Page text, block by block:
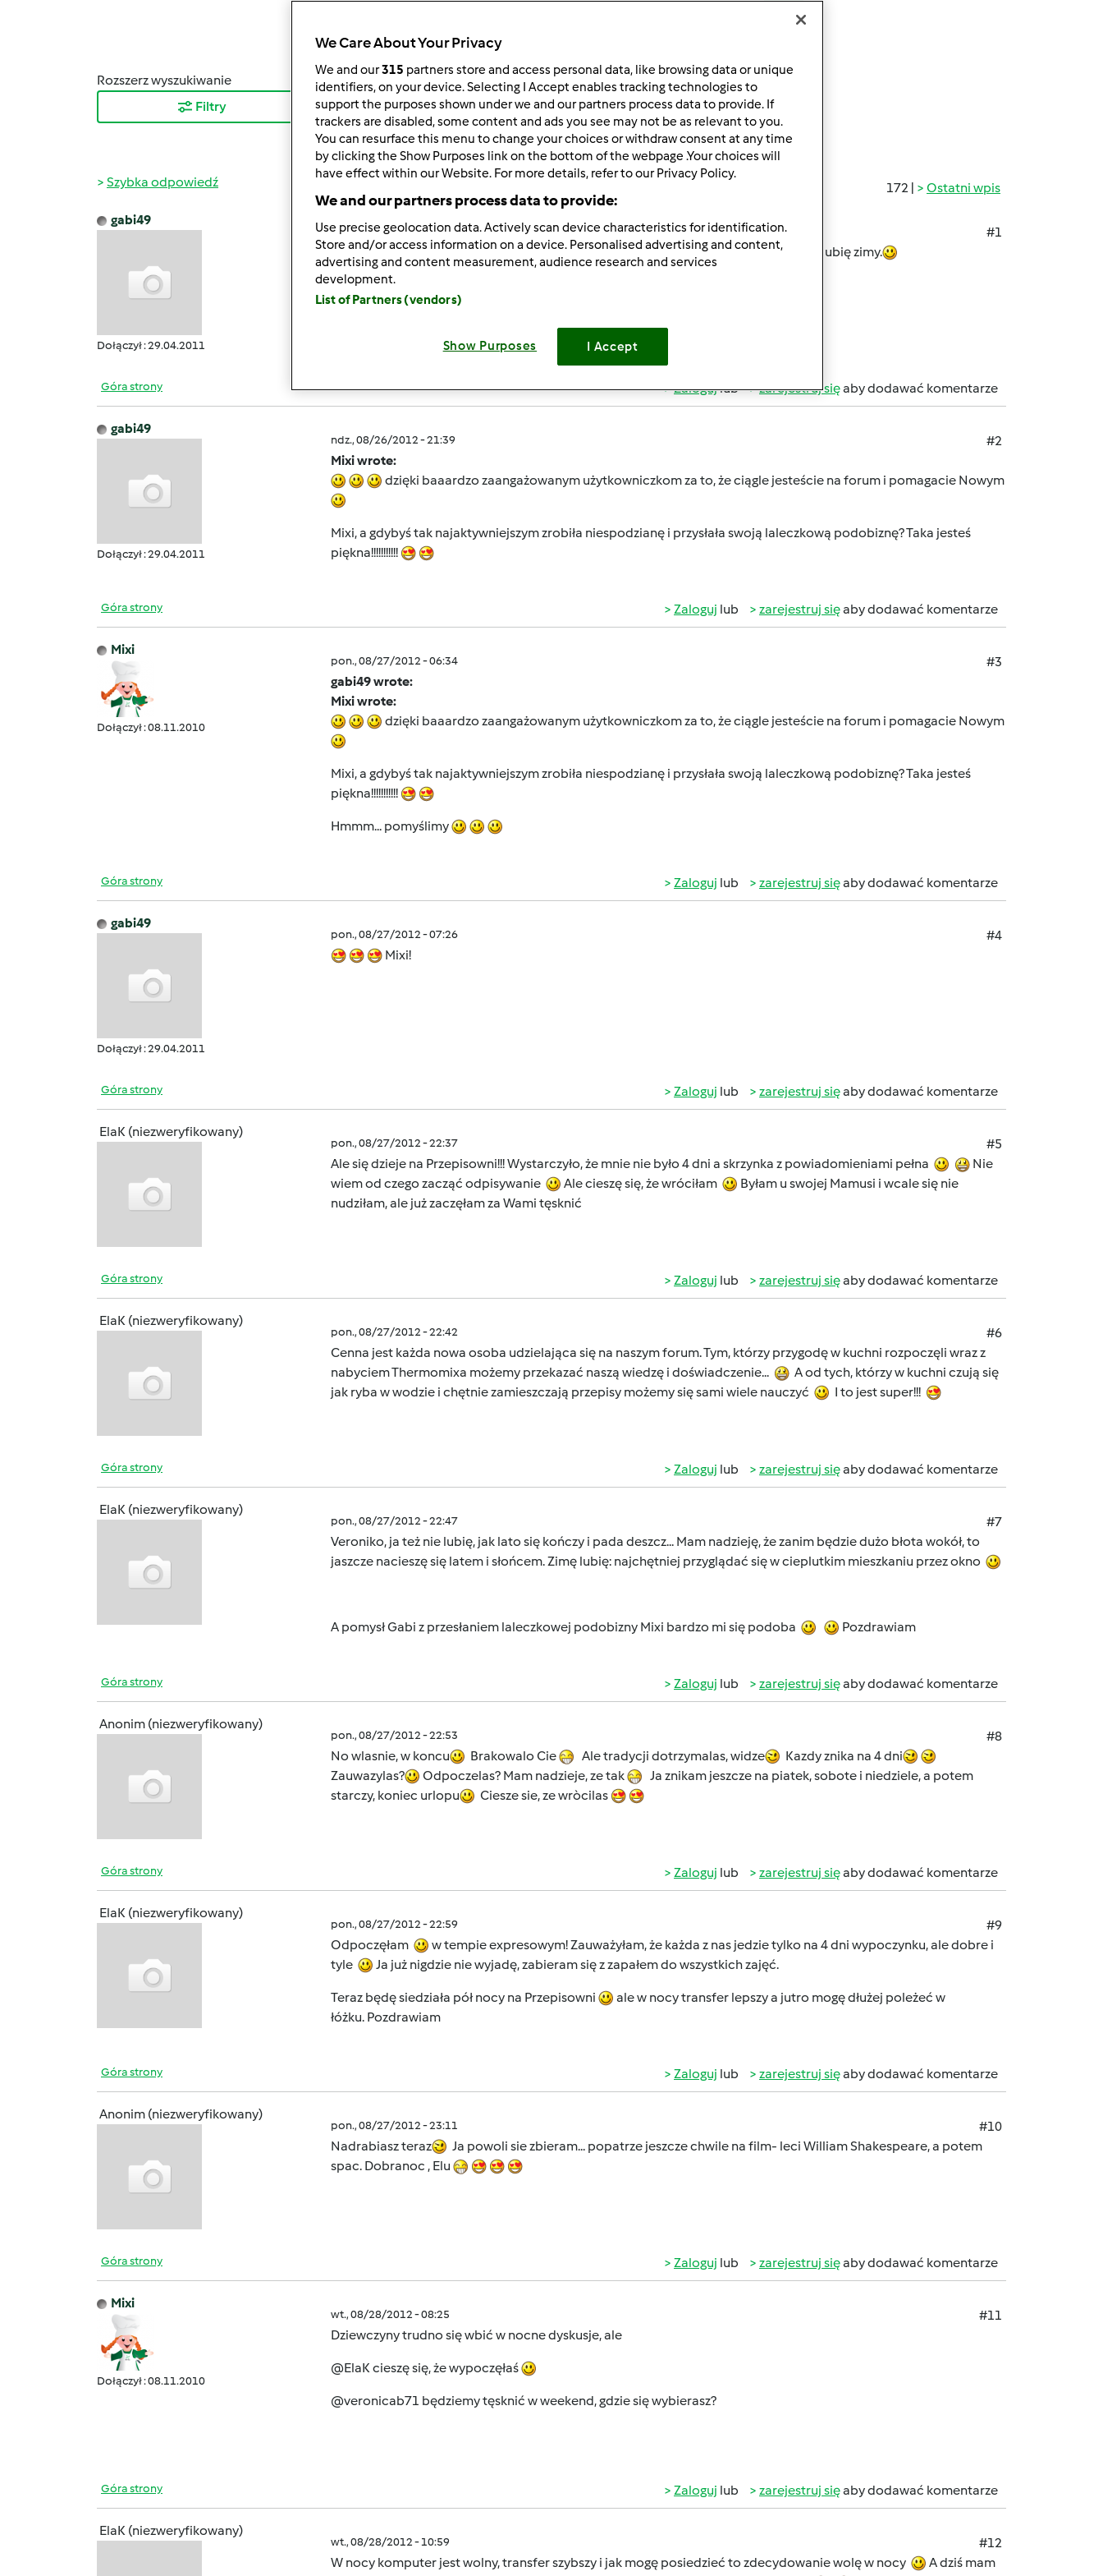
Rozszerz wyszukiwanie
Filtry
Sortuj po:
Najnowsze wyniki
Wyników na stronę:
10
172 | Ostatni wpis
Szybka odpowiedź
gabi49
Dołączył : 29.04.2011
ndz., 08/26/2012 - 21:36
#1
Zanim będzie ta szara jesień, to jeszcze babie lato! Najgorsza zima i śliskie drogi. Nie lubię zimy.
Góra strony Zalogujlub zarejestruj sięaby dodawać komentarze
gabi49
Dołączył : 29.04.2011
ndz., 08/26/2012 - 21:39
#2
Mixi wrote:
dzięki baaardzo zaangażowanym użytkowniczkom za to, że ciągle jesteście na forum i pomagacie Nowym
Mixi, a gdybyś tak najaktywniejszym zrobiła niespodzianę i przysłała swoją laleczkową podobiznę? Taka jesteś
piękna!!!!!!!!!!!
Góra strony Zaloguj lub zarejestruj sięaby dodawać komentarze
Mixi
Dołączył : 08.11.2010
pon., 08/27/2012 - 06:34
#3
gabi49 wrote:
Mixi wrote:
dzięki baaardzo zaangażowanym użytkowniczkom za to, że ciągle jesteście na forum i pomagacie Nowym
Mixi, a gdybyś tak najaktywniejszym zrobiła niespodzianę i przysłała swoją laleczkową podobiznę? Taka jesteś
piękna!!!!!!!!!!!
Hmmm... pomyślimy
Góra strony Zaloguj lub zarejestruj sięaby dodawać komentarze
gabi49
Dołączył : 29.04.2011
pon., 08/27/2012 - 07:26
#4
Mixi!
Góra strony Zaloguj lub zarejestruj sięaby dodawać komentarze
ElaK (niezweryfikowany)
pon., 08/27/2012 - 22:37
#5
Ale się dzieje na Przepisowni!!! Wystarczyło, że mnie nie było 4 dni a skrzynka z powiadomieniami pełna
Nie
wiem od czego zacząć odpisywanie
Ale cieszę się, że wróciłam
Byłam u swojej Mamusi i wcale się nie
nudziłam, ale już zaczęłam za Wami tęsknić
Góra strony Zaloguj lub zarejestruj sięaby dodawać komentarze
ElaK (niezweryfikowany)
pon., 08/27/2012 - 22:42
#6
Cenna jest każda nowa osoba udzielająca się na naszym forum. Tym, którzy przygodę w kuchni rozpoczęli wraz z
nabyciem Thermomixa możemy przekazać naszą wiedzę i doświadczenie...
A od tych, którzy w kuchni czują się
jak ryba w wodzie i chętnie zamieszczają przepisy możemy się sami wiele nauczyć
I to jest super!!!
Góra strony Zaloguj lub zarejestruj sięaby dodawać komentarze
ElaK (niezweryfikowany)
pon., 08/27/2012 - 22:47
#7
Veroniko, ja też nie lubię, jak lato się kończy i pada deszcz... Mam nadzieję, że zanim będzie dużo błota wokół, to
jaszcze nacieszę się latem i słońcem. Zimę lubię: najchętniej przyglądać się w cieplutkim mieszkaniu przez okno
A pomysł Gabi z przesłaniem laleczkowej podobizny Mixi bardzo mi się podoba Pozdrawiam
Góra strony Zaloguj lub zarejestruj sięaby dodawać komentarze
Anonim (niezweryfikowany)
pon., 08/27/2012 - 22:53
#8
No wlasnie, w koncu
Brakowalo Cie Ale tradycji dotrzymalas, widze
Kazdy znika na 4 dni
Zauwazylas?
Odpoczelas? Mam nadzieje, ze tak
Ja znikam jeszcze na piatek, sobote i niedziele, a potem
starczy, koniec urlopu
Ciesze sie, ze wròcilas
Góra strony Zaloguj lub zarejestruj sięaby dodawać komentarze
ElaK (niezweryfikowany)
pon., 08/27/2012 - 22:59
#9
Odpoczęłam
w tempie expresowym! Zauważyłam, że każda z nas jedzie tylko na 4 dni wypoczynku, ale dobre i
tyle
Ja już nigdzie nie wyjadę, zabieram się z zapałem do wszystkich zajęć.
Teraz będę siedziała pół nocy na Przepisowni
ale w nocy transfer lepszy a jutro mogę dłużej poleżeć w
łóżku. Pozdrawiam
Góra strony Zaloguj lub zarejestruj sięaby dodawać komentarze
Anonim (niezweryfikowany)
pon., 08/27/2012 - 23:11
#10
Nadrabiasz teraz
Ja powoli sie zbieram... popatrze jeszcze chwile na film- leci William Shakespeare, a potem
spac. Dobranoc , Elu
Góra strony Zaloguj lub zarejestruj sięaby dodawać komentarze
Mixi
Dołączył : 08.11.2010
wt., 08/28/2012 - 08:25
#11
Dziewczyny trudno się wbić w nocne dyskusje, ale
@ElaK cieszę się, że wypoczęłaś
@veronicab71 będziemy tęsknić w weekend, gdzie się wybierasz?
Góra strony Zaloguj lub zarejestruj sięaby dodawać komentarze
ElaK (niezweryfikowany)
wt., 08/28/2012 - 10:59
#12
W nocy komputer jest wolny, transfer szybszy i jak mogę posiedzieć to zdecydowanie wolę w nocy
A dziś mam
We Care About Your Privacy
We and our315 partners store and access personal data, like browsing data or unique
identifiers, on your device. Selecting I Accept enables tracking technologies to
support the purposes shown under we and our partners process data to provide. If
trackers are disabled, some content and ads you see may not be as relevant to you.
You can resurface this menu to change your choices or withdraw consent at any time
by clicking the Show Purposes link on the bottom of the webpage .Your choices will
have effect within our Website. For more details, refer to our Privacy Policy.
We and our partners process data to provide:
Use precise geolocation data. Actively scan device characteristics for identification.
Store and/or access information on a device. Personalised advertising and content,
advertising and content measurement, audience research and services
development.
List of Partners (vendors)
Show Purposes I Accept